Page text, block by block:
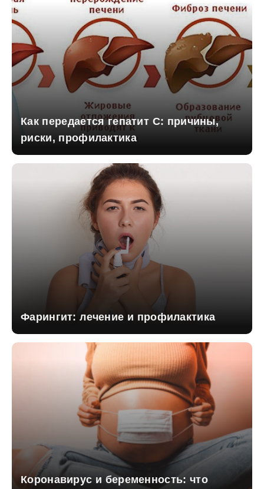
Как передается гепатит C: причины,
риски, профилактика
Фарингит: лечение и профилактика
Коронавирус и беременность: что